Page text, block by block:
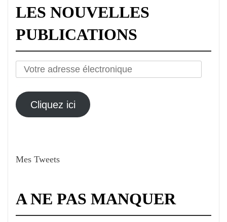
LES NOUVELLES
PUBLICATIONS
Votre
électronique
Cliquez ici
Mes Tweets
A NE PAS MANQUER